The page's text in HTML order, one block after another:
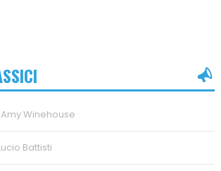
Winehouse
Battisti